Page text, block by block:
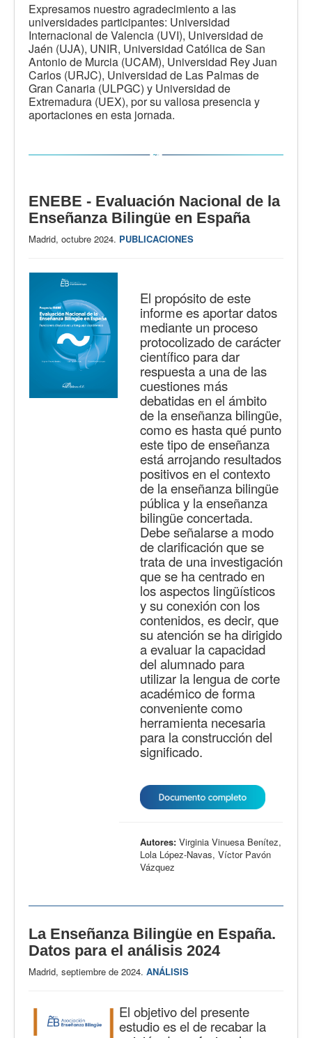
Expresamos nuestro agradecimiento a las
universidades participantes: Universidad
Internacional de Valencia (UVI), Universidad de
Jaén (UJA), UNIR, Universidad Católica de San
Antonio de Murcia (UCAM), Universidad Rey Juan
Carlos (URJC), Universidad de Las Palmas de
Gran Canaria (ULPGC) y Universidad de
Extremadura (UEX), por su valiosa presencia y
aportaciones en esta jornada.
ENEBE - Evaluación Nacional de la
Enseñanza Bilingüe en España
Madrid, octubre 2024. PUBLICACIONES
El propósito de este
informe es aportar datos
mediante un proceso
protocolizado de carácter
científico para dar
respuesta a una de las
cuestiones más
debatidas en el ámbito
de la enseñanza bilingüe,
como es hasta qué punto
este tipo de enseñanza
está arrojando resultados
positivos en el contexto
de la enseñanza bilingüe
pública y la enseñanza
bilingüe concertada.
Debe señalarse a modo
de clarificación que se
trata de una investigación
que se ha centrado en
los aspectos lingüísticos
y su conexión con los
contenidos, es decir, que
su atención se ha dirigido
a evaluar la capacidad
del alumnado para
utilizar la lengua de corte
académico de forma
conveniente como
herramienta necesaria
para la construcción del
significado.
Autores: Virginia Vinuesa Benítez,
Lola López-Navas, Víctor Pavón
Vázquez
La Enseñanza Bilingüe en España.
Datos para el análisis 2024
Madrid, septiembre de 2024. ANÁLISIS
El objetivo del presente
estudio es el de recabar la